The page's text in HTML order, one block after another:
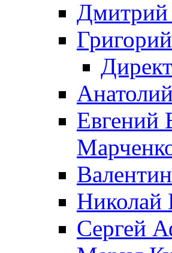
Дмитрий
Евгений
Николай
Сергей